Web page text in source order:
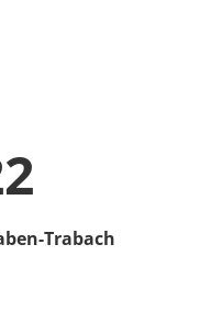
Trabach